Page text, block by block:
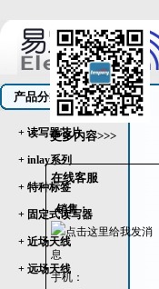
更多内容>>>
在线客服
销售：
手机：
产品分类
+ 读写器芯片
+ inlay系列
+ 特种标签
+ 固定式读写器
+ 近场天线
+ 远场天线